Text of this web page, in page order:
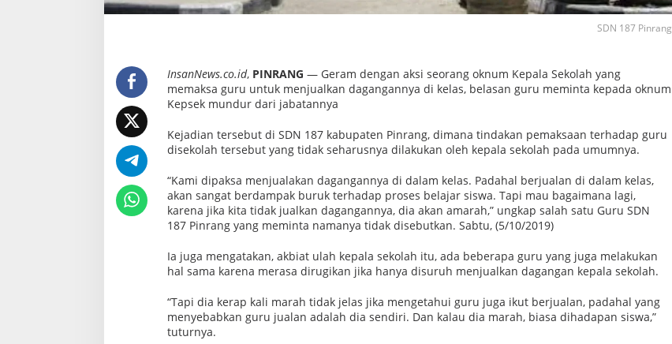
,
M
i
n
t
K
e
p
e
k
M
u
n
d
r
SDN 187 Pinrang
InsanNews.co.id, PINRANG — Geram dengan aksi seorang oknum Kepala Sekolah yang
memaksa guru untuk menjualkan dagangannya di kelas, belasan guru meminta kepada oknum
Kepsek mundur dari jabatannya
Kejadian tersebut di SDN 187 kabupaten Pinrang, dimana tindakan pemaksaan terhadap guru
disekolah tersebut yang tidak seharusnya dilakukan oleh kepala sekolah pada umumnya.
“Kami dipaksa menjualakan dagangannya di dalam kelas. Padahal berjualan di dalam kelas,
akan sangat berdampak buruk terhadap proses belajar siswa. Tapi mau bagaimana lagi,
karena jika kita tidak jualkan dagangannya, dia akan amarah,” ungkap salah satu Guru SDN
187 Pinrang yang meminta namanya tidak disebutkan. Sabtu, (5/10/2019)
Ia juga mengatakan, akbiat ulah kepala sekolah itu, ada beberapa guru yang juga melakukan
hal sama karena merasa dirugikan jika hanya disuruh menjualkan dagangan kepala sekolah.
“Tapi dia kerap kali marah tidak jelas jika mengetahui guru juga ikut berjualan, padahal yang
menyebabkan guru jualan adalah dia sendiri. Dan kalau dia marah, biasa dihadapan siswa,”
tuturnya.